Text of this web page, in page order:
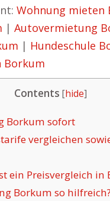
Wohnung mieten
| Autovermietung
| Hundeschule
Borkum
Contents [hide]
Borkum sofort
vergleichen
ein Preisvergleich in
Borkum so hilfreich?